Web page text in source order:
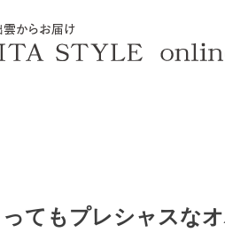
ってもプレシャスな